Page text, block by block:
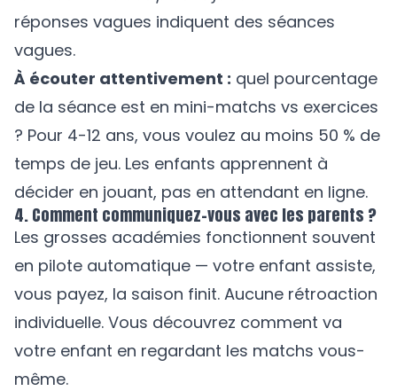
réponses vagues indiquent des séances
vagues.
À écouter attentivement : quel pourcentage
de la séance est en mini-matchs vs exercices
? Pour 4-12 ans, vous voulez au moins 50 % de
temps de jeu. Les enfants apprennent à
décider en jouant, pas en attendant en ligne.
4. Comment communiquez-vous avec les parents ?
Les grosses académies fonctionnent souvent
en pilote automatique — votre enfant assiste,
vous payez, la saison finit. Aucune rétroaction
individuelle. Vous découvrez comment va
votre enfant en regardant les matchs vous-
même.